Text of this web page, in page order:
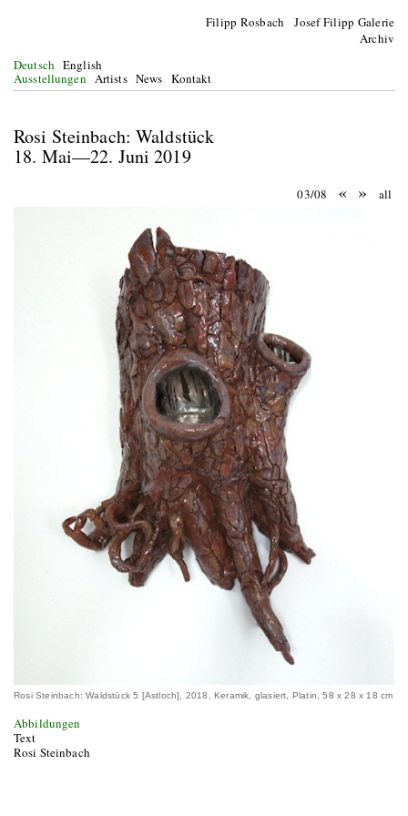
Filipp Rosbach Josef Filipp Galerie
Archiv
Deutsch English
Ausstellungen Artists News Kontakt
Rosi Steinbach: Waldstück
18. Mai—22. Juni 2019
03/08 « » all
Rosi Steinbach: Waldstück 5 [Astloch], 2018, Keramik, glasiert, Platin, 58 x 28 x 18 cm
Abbildungen
Text
Rosi Steinbach